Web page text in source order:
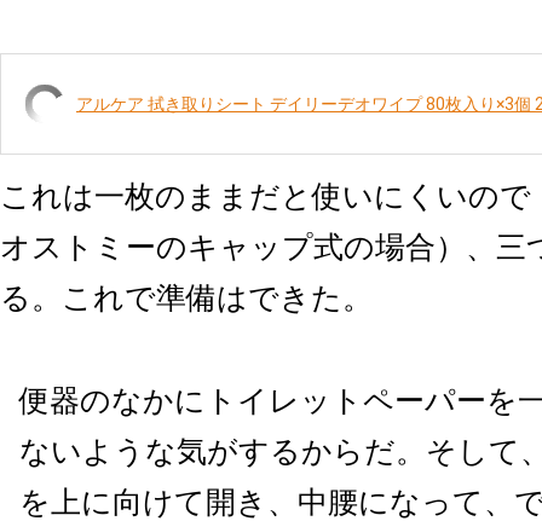
アルケア 拭き取りシート デイリーデオワイプ 80枚入り×3個
これは一枚のままだと使いにくいの
オストミーのキャップ式の場合）、三
る。これで準備はできた。
便器のなかにトイレットペーパーを
ないような気がするからだ。そして
を上に向けて開き、中腰になって、